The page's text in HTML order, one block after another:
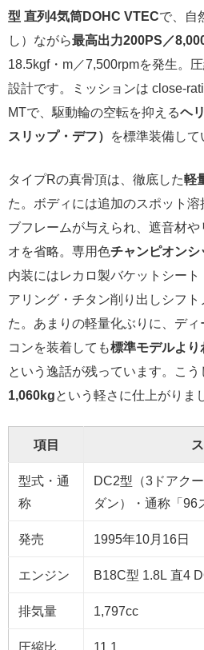
型 直列4気筒DOHC VTECで、自
し）ながら最高出力200PS／
18.5kgf・m／7,500rpmを発生。
設計です。ミッションは close-
MTで、駆動輪の空転を抑えるヘ
スリップ・デフ）
を標準装備して
タイプRの真骨頂は、徹底した軽
た。ボディには追加のスポット
ブフレームが与えられ、遮音材
オを省略。専用色チャンピオンシ
内装にはレカロ製バケットシー
アリング・チタン削り出しシフ
た。あまりの軽量化ぶりに、デ
コンを装着しても標準モデルよ
という逸話が残っています。こう
1,060kgという軽さに仕上がりま
項目
型式・通
称
DC2型（3ドアク
ダン）・通称「96
発売 1995年10月16日
エンジン B18C型 1.8L 直4
排気量 1,797cc
圧縮比 11.1